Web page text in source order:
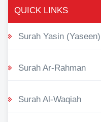
QUICK LINKS
Surah Yasin (Yaseen)
Surah Ar-Rahman
Surah Al-Waqiah